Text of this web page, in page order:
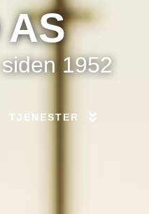
AS
1952
TJENESTER